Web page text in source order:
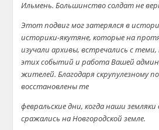
Ильмень. Большинство солдат не
Этот подвиг мог затерялся в
историки-якутяне, которые на
изучали архивы, встречались с
этих событий и работа Вашей
жителей. Благодаря скрупулезному
восстановлены те
февральские дни, когда наши
сражались на Новгородской земле.